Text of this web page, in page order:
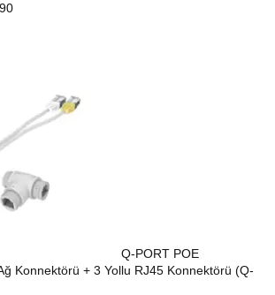
Q-PORT POE
Konnektörü + 3 Yollu RJ45 Konnektörü (Q-